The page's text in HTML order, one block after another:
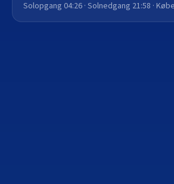
Solopgang 04:26 · Solnedgang 21:58 ·